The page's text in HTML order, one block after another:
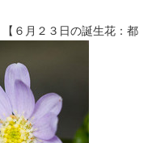
【６月２３日の誕生花：都